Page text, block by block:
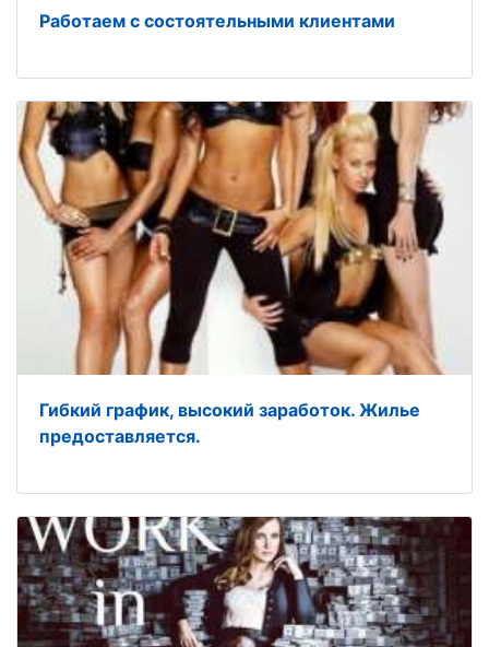
Работаем с состоятельными клиентами
Гибкий график, высокий заработок. Жилье
предоставляется.